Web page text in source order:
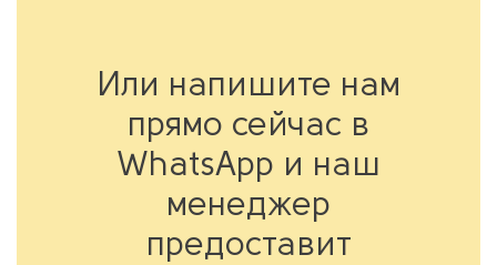
Или напишите нам
прямо сейчас в
WhatsApp и наш
менеджер
предоставит